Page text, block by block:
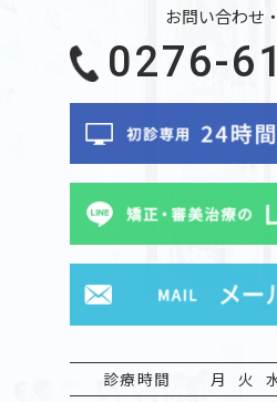
お問い合わせ
0276-
診療時間 月 火